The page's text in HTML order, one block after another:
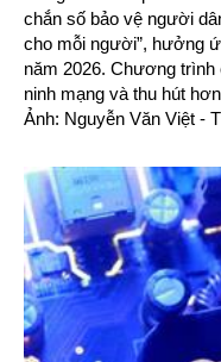
chắn số bảo vệ người
cho mỗi người”, hưởng
năm 2026. Chương
ninh mạng và thu hút
Ảnh: Nguyễn Văn Việt -